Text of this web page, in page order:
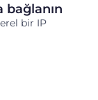
bağlanın
bir IP